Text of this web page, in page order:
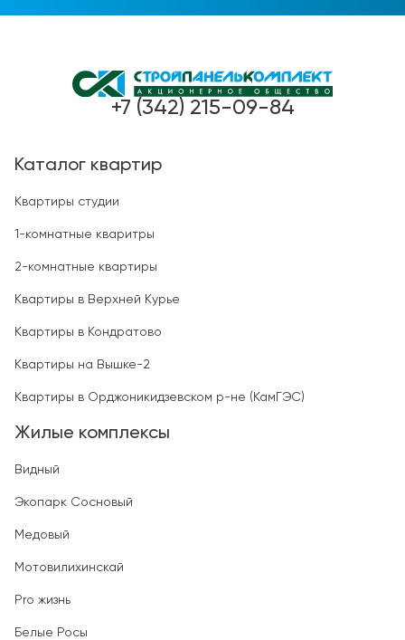
+7 (342) 215-09-84
Каталог квартир
Квартиры студии
1-комнатные кваритры
2-комнатные квартиры
Квартиры в Верхней Курье
Квартиры в Кондратово
Квартиры на Вышке-2
Квартиры в Орджоникидзевском р-не (КамГЭС)
Жилые комплексы
Видный
Экопарк Сосновый
Медовый
Мотовилихинскай
Pro жизнь
Белые Росы